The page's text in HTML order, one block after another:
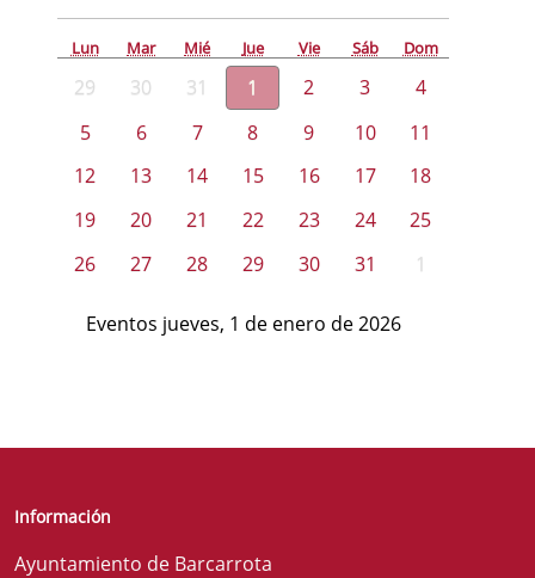
Lun Mar Mié Jue Vie Sáb Dom
29 30 31 1 2 3
4
5
6 7 8 9 10
11
12
13 14 15 16 17
18
19
20 21 22 23 24
25
26
27 28 29 30 31 1
Eventos jueves, 1 de enero de 2026
Información
Ayuntamiento de Barcarrota